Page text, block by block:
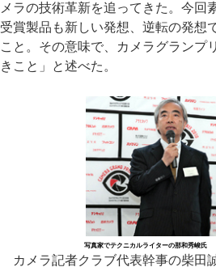
メラの技術革新を追ってきた。今回
受賞製品も新しい発想、逆転の発想
こと。その意味で、カメラグランプ
きこと」と述べた。
写真家でテクニカルライターの那和秀峻氏
カメラ記者クラブ代表幹事の柴田